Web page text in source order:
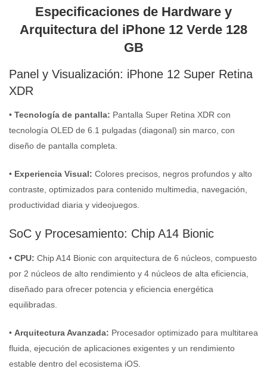
Especificaciones de Hardware y
Arquitectura del iPhone 12 Verde 128
GB
Panel y Visualización: iPhone 12 Super Retina
XDR
• Tecnología de pantalla: Pantalla Super Retina XDR con
tecnología OLED de 6.1 pulgadas (diagonal) sin marco, con
diseño de pantalla completa.
• Experiencia Visual: Colores precisos, negros profundos y alto
contraste, optimizados para contenido multimedia, navegación,
productividad diaria y videojuegos.
SoC y Procesamiento: Chip A14 Bionic
• CPU: Chip A14 Bionic con arquitectura de 6 núcleos, compuesto
por 2 núcleos de alto rendimiento y 4 núcleos de alta eficiencia,
diseñado para ofrecer potencia y eficiencia energética
equilibradas.
• Arquitectura Avanzada: Procesador optimizado para multitarea
fluida, ejecución de aplicaciones exigentes y un rendimiento
estable dentro del ecosistema iOS.